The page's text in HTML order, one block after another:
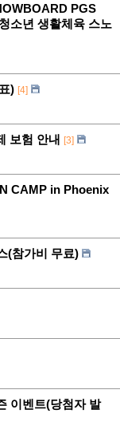
PGS
소년 생활체육 스노
) [4]
보험 안내 [3]
CAMP in Phoenix
(참가비 무료)
이벤트(당첨자 발